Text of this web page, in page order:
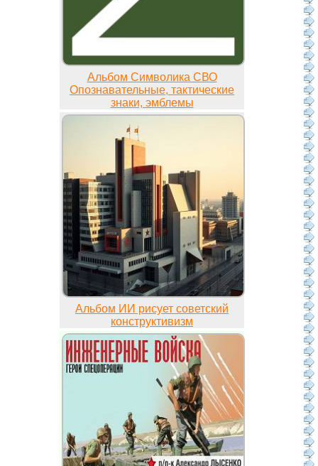
Альбом Символика СВО
Опознавательные, тактические
знаки, эмблемы
Альбом ИИ рисует советский
конструктивизм